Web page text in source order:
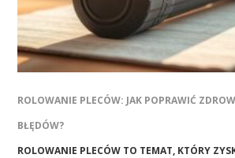
ROLOWANIE PLECÓW: JAK POPRAWIĆ
BŁĘDÓW?
ROLOWANIE PLECÓW TO TEMAT, KTÓRY